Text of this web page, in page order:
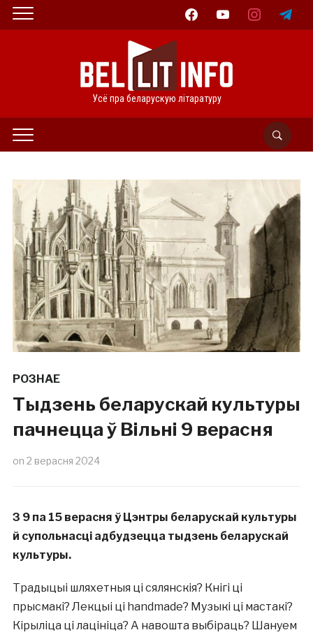
facebookyoutube instagramtelegram
Усё пра беларускую літаратуру
РОЗНАЕ
Тыдзень беларускай культуры
пачнецца ў Вільні 9 верасня
on 2 верасня 2024
З 9 па 15 верасня ў Цэнтры беларускай культуры
й супольнасці адбудзецца тыдзень беларускай
культуры.
Традыцыі шляхетныя ці сялянскія? Кнігі ці
прысмакі? Лекцыі ці handmade? Музыкі ці мастакі?
Кірыліца ці лацініца? А навошта выбіраць? Шануем